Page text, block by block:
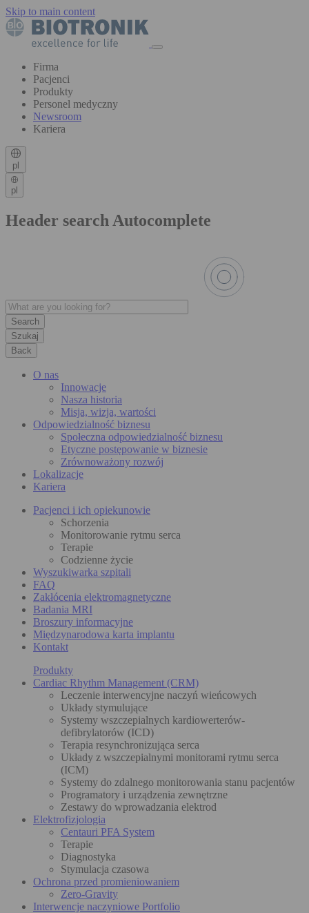
Skip to main content
Firma
Pacjenci
Produkty
Personel medyczny
Newsroom
Kariera
pl
pl
Header search Autocomplete
Szukaj
Back
O nas
Innowacje
Nasza historia
Misja, wizja, wartości
Odpowiedzialność biznesu
Społeczna odpowiedzialność biznesu
Etyczne postępowanie w biznesie
Zrównoważony rozwój
Lokalizacje
Kariera
Pacjenci i ich opiekunowie
Schorzenia
Monitorowanie rytmu serca
Terapie
Codzienne życie
Wyszukiwarka szpitali
FAQ
Zakłócenia elektromagnetyczne
Badania MRI
Broszury informacyjne
Międzynarodowa karta implantu
Kontakt
Produkty
Cardiac Rhythm Management (CRM)
Leczenie interwencyjne naczyń wieńcowych
Układy stymulujące
Systemy wszczepialnych kardiowerterów-
defibrylatorów (ICD)
Terapia resynchronizująca serca
Układy z wszczepialnymi monitorami rytmu serca
(ICM)
Systemy do zdalnego monitorowania stanu pacjentów
Programatory i urządzenia zewnętrzne
Zestawy do wprowadzania elektrod
Elektrofizjologia
Centauri PFA System
Terapie
Diagnostyka
Stymulacja czasowa
Ochrona przed promieniowaniem
Zero-Gravity
Interwencje naczyniowe Portfolio